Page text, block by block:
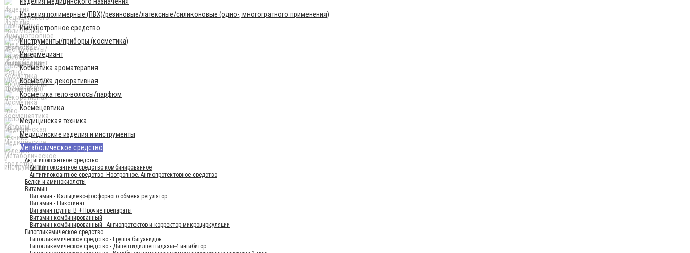
Изделия полимерные (ПВХ)/резиновые/латексные/силиконовые (одно-, многогратного применения)
Иммунотропное средство
Инструменты/приборы (косметика)
Интермедиант
Косметика ароматерапия
Косметика декоративная
Косметика тело-волосы/парфюм
Космецевтика
Медицинская техника
Медицинские изделия и инструменты
Метаболическое средство
Антигипоксантное средство
Антигипоксантное средство комбинированное
Антигипоксантное средство. Ноотропное. Ангиопротекторное средство
Белки и аминокислоты
Витамин
Витамин - Кальциево-фосфорного обмена регулятор
Витамин - Никотинат
Витамин группы B + Прочие препараты
Витамин комбинированный
Витамин комбинированный - Ангиопротектор и корректор микроциркуляции
Гипогликемическое средство
Гипогликемическое средство - Группа бигуанидов
Гипогликемическое средство - Дипептидилпептидазы-4 ингибитор